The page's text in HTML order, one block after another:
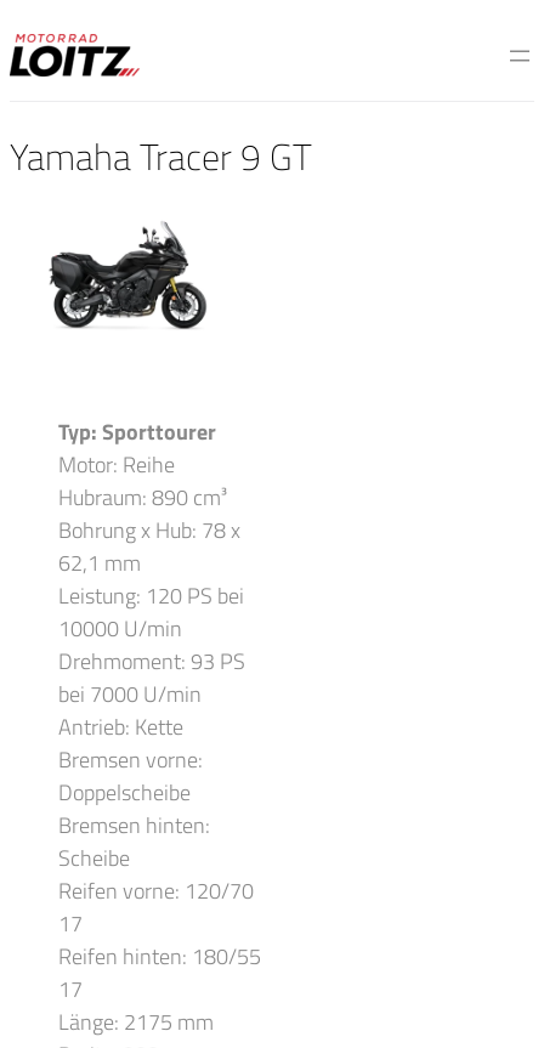
Yamaha Tracer 9 GT
Typ: Sporttourer
Motor: Reihe
Hubraum: 890 cm³
Bohrung x Hub: 78 x
62,1 mm
Leistung: 120 PS bei
10000 U/min
Drehmoment: 93 PS
bei 7000 U/min
Antrieb: Kette
Bremsen vorne:
Doppelscheibe
Bremsen hinten:
Scheibe
Reifen vorne: 120/70
17
Reifen hinten: 180/55
17
Länge: 2175 mm